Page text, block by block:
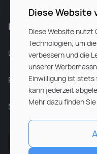
Für Unternehmen
Unsere
Partnerunternehmen
Sitemap
Diese Website
Diese Website nutzt
Technologien, um
verbessern und die
unserer
Einwilligung ist
kann jederzeit
Mehr dazu finden